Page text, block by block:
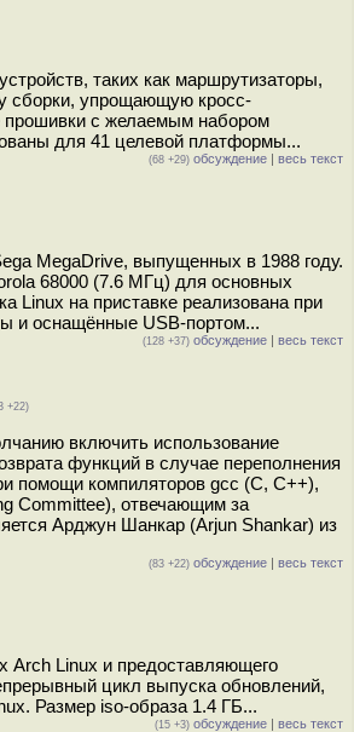
таких как маршрутизаторы,
сборки, упрощающую кросс-
прошивки с желаемым набором
для 41 целевой платформы...
(68 +29) обсуждение | весь текст
MegaDrive, выпущенных в 1988 году.
68000 (7.6 МГц) для основных
Linux на приставке реализована при
и оснащённые USB-портом...
(128 +37) обсуждение | весь текст
+22)
включить использование
функций в случае переполнения
помощи компиляторов gcc (C, C++),
Committee), отвечающим за
Арджун Шанкар (Arjun Shankar) из
(83 +22) обсуждение | весь текст
Arch Linux и предоставляющего
цикл выпуска обновлений,
Размер iso-образа 1.4 ГБ...
(15 +3) обсуждение | весь текст